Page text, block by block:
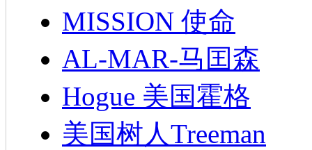
MISSION 使命
AL-MAR-马囯森
Hogue 美国霍格
美国树人Treeman